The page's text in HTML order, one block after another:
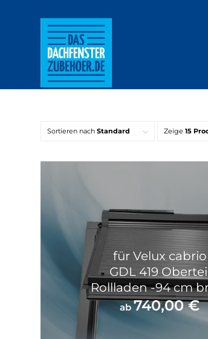
Sortieren nach Standard Zeige 15
für Velux cabrio
GDL 419
Rollladen -94 cm
ab740,00€